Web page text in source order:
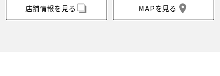
店舗情報を見る MAPを見る